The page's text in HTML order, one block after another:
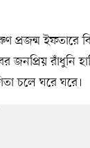
ইফতারে
জনপ্রিয় রাঁধুনি
চলে ঘরে ঘরে।